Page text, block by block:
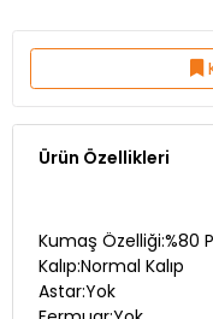
Ürün Özellikleri
Kalıp:Normal Kalıp
Astar:Yok
Fermuar:Yok
Esneklik:Yok